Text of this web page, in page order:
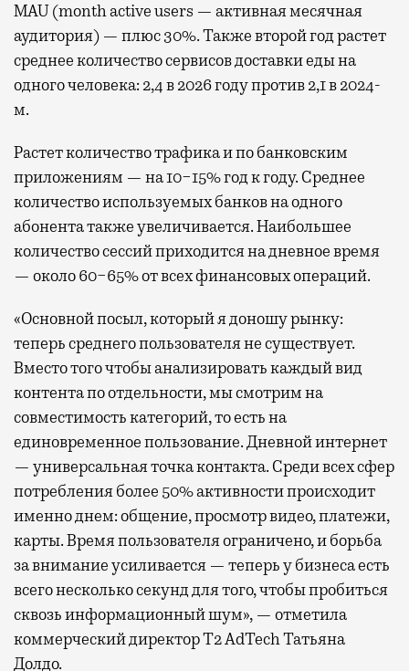
MAU (month active users — активная месячная
аудитория) — плюс 30%. Также второй год растет
среднее количество сервисов доставки еды на
одного человека: 2,4 в 2026 году против 2,1 в 2024-
м.
Растет количество трафика и по банковским
приложениям — на 10−15% год к году. Среднее
количество используемых банков на одного
абонента также увеличивается. Наибольшее
количество сессий приходится на дневное время
— около 60−65% от всех финансовых операций.
«Основной посыл, который я доношу рынку:
теперь среднего пользователя не существует.
Вместо того чтобы анализировать каждый вид
контента по отдельности, мы смотрим на
совместимость категорий, то есть на
единовременное пользование. Дневной интернет
— универсальная точка контакта. Среди всех сфер
потребления более 50% активности происходит
именно днем: общение, просмотр видео, платежи,
карты. Время пользователя ограничено, и борьба
за внимание усиливается — теперь у бизнеса есть
всего несколько секунд для того, чтобы пробиться
сквозь информационный шум», — отметила
коммерческий директор Т2 AdTech Татьяна
Долдо.